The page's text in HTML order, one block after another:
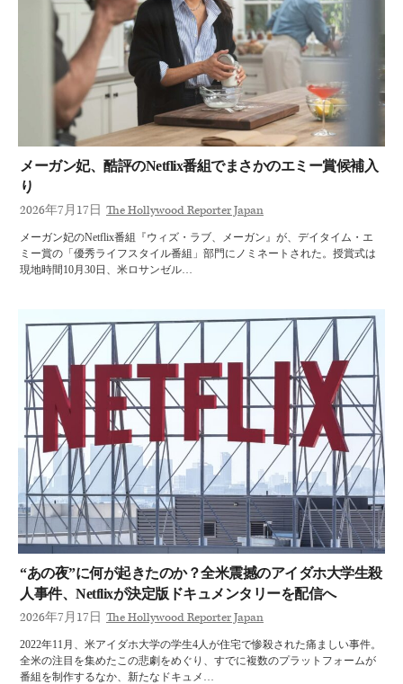
メーガン妃、酷評のNetflix番組でまさかのエミー賞候補入
り
2026年7月17日 The Hollywood Reporter Japan
メーガン妃のNetflix番組『ウィズ・ラブ、メーガン』が、デイタイム・エ
ミー賞の「優秀ライフスタイル番組」部門にノミネートされた。授賞式は
現地時間10月30日、米ロサンゼル…
“あの夜”に何が起きたのか？全米震撼のアイダホ大学生殺
人事件、Netflixが決定版ドキュメンタリーを配信へ
2026年7月17日 The Hollywood Reporter Japan
2022年11月、米アイダホ大学の学生4人が住宅で惨殺された痛ましい事件。
全米の注目を集めたこの悲劇をめぐり、すでに複数のプラットフォームが
番組を制作するなか、新たなドキュメ…